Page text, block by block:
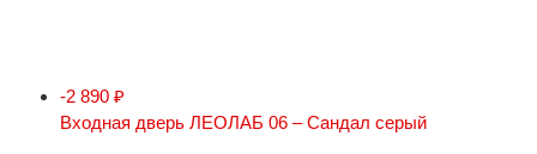
-2 890 ₽
Входная дверь ЛЕОЛАБ 06 – Сандал серый